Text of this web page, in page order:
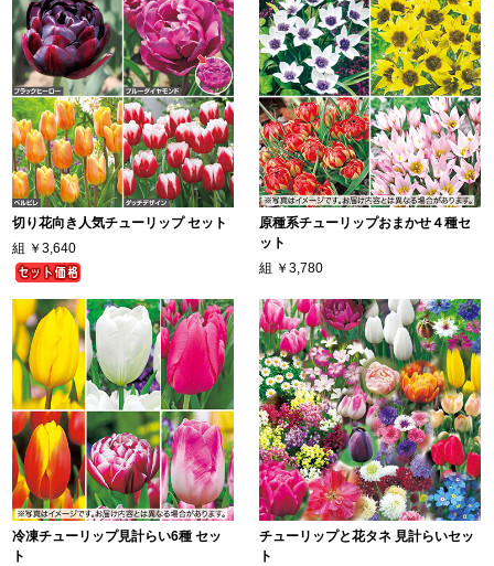
切り花向き人気チューリップ セット
組 ￥3,640
原種系チューリップおまかせ４種セ
ット
組 ￥3,780
冷凍チューリップ見計らい6種 セッ
ト
チューリップと花タネ 見計らいセッ
ト